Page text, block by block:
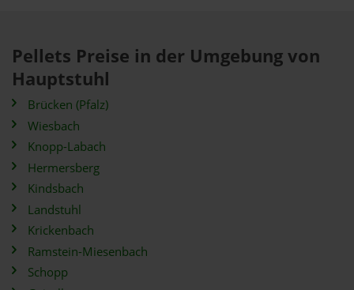
Pellets Preise in der Umgebung von
Hauptstuhl
Brücken (Pfalz)
Wiesbach
Knopp-Labach
Hermersberg
Kindsbach
Landstuhl
Krickenbach
Ramstein-Miesenbach
Schopp